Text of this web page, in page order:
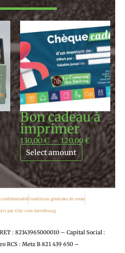
Bon cadeau à
imprimer
130,00€ – 120,00€
Plage
de
prix :
130,00 €
à
120,00 €
Select amount
confidentialitéConditions générales de vente
par City-com Sarrebourg
: 82143965000010 – Capital Social :
RCS : Metz B 821 439 650 –